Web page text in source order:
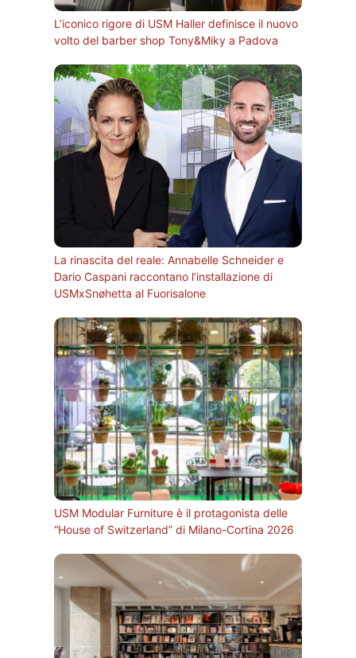
L’iconico rigore di USM Haller definisce il nuovo
volto del barber shop Tony&Miky a Padova
La rinascita del reale: Annabelle Schneider e
Dario Caspani raccontano l’installazione di
USMxSnøhetta al Fuorisalone
USM Modular Furniture è il protagonista delle
“House of Switzerland” di Milano-Cortina 2026